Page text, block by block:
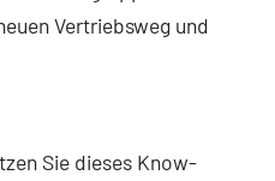
Vertriebsweg und
Sie dieses Know-